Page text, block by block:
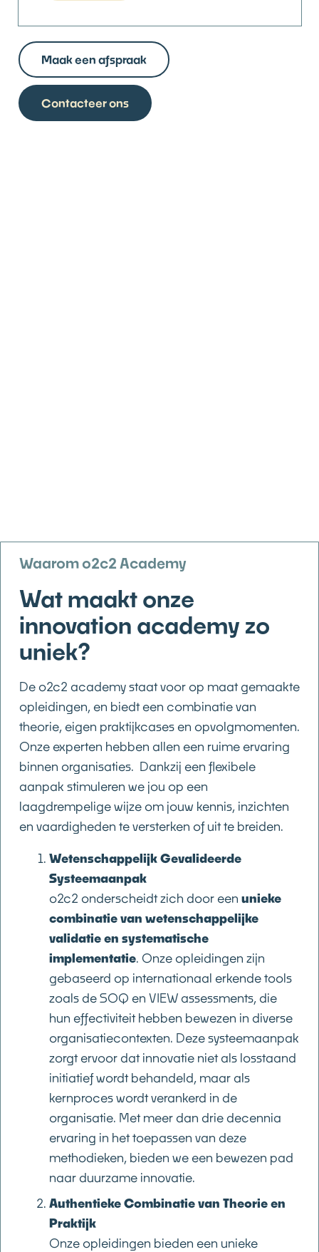
Maak een afspraak
Contacteer ons
Waarom o2c2 Academy
Wat maakt onze
innovation academy zo
uniek?
De o2c2 academy staat voor op maat gemaakte
opleidingen, en biedt een combinatie van
theorie, eigen praktijkcases en opvolgmomenten.
Onze experten hebben allen een ruime ervaring
binnen organisaties. Dankzij een flexibele
aanpak stimuleren we jou op een
laagdrempelige wijze om jouw kennis, inzichten
en vaardigheden te versterken of uit te breiden.
Wetenschappelijk Gevalideerde
Systeemaanpak
o2c2 onderscheidt zich door een unieke
combinatie van wetenschappelijke
validatie en systematische
implementatie. Onze opleidingen zijn
gebaseerd op internationaal erkende tools
zoals deSOQ en VIEWassessments, die
hun effectiviteit hebben bewezen in diverse
organisatiecontexten. Deze systeemaanpak
zorgt ervoor dat innovatie niet als losstaand
initiatief wordt behandeld, maar als
kernproces wordt verankerd in de
organisatie. Met meer dan drie decennia
ervaring in het toepassen van deze
methodieken, bieden we een bewezen pad
naar duurzame innovatie.
Authentieke Combinatie van Theorie en
Praktijk
Onze opleidingen bieden een unieke